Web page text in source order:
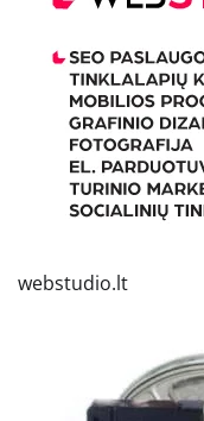
webstudio.lt